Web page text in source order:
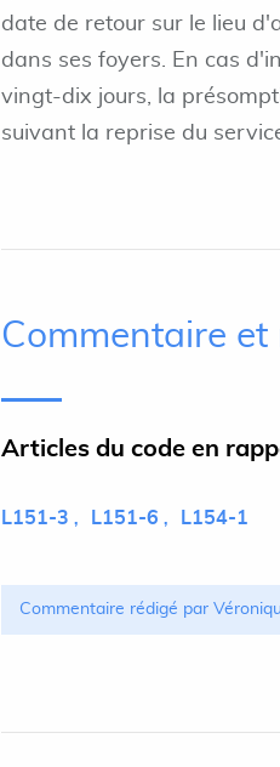
date de retour sur le lieu
dans ses foyers. En cas
vingt-dix jours, la
suivant la reprise du
Commentaire et
Articles du code en
L151-3 L151-6 L154-1
Commentaire rédigé par